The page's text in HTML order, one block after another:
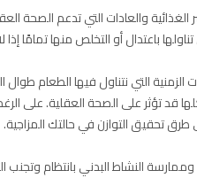
والعادات التي تدعم الصحة
باعتدال أو التخلص منها تمامًا إذا
التي نتناول فيها الطعام طوال
قد تؤثر على الصحة العقلية. على
تحقيق التوازن في حالتك المزاجية.
النشاط البدني بانتظام وتجنب